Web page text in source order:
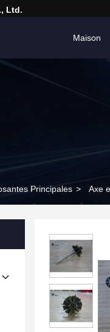
Ltd.
Maison
Principales > Axe